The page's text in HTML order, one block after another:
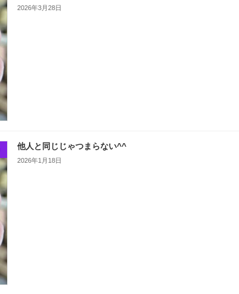
2026年3月28日
他人と同じじゃつまらない^^
2026年1月18日